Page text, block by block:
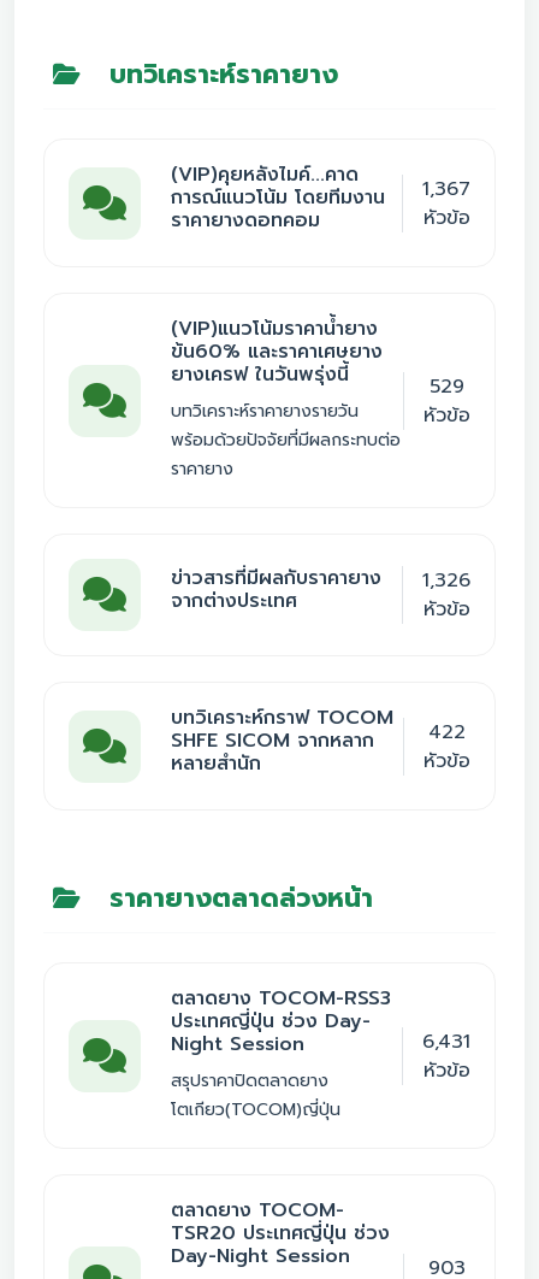
บทวิเคราะห์ราคายาง
(VIP)คุยหลังไมค์...คาด
การณ์แนวโน้ม โดยทีมงาน
ราคายางดอทคอม
1,367
หัวข้อ
(VIP)แนวโน้มราคาน้ำยาง
ข้น60% และราคาเศษยาง
ยางเครฟ ในวันพรุ่งนี้
บทวิเคราะห์ราคายางรายวัน
พร้อมด้วยปัจจัยที่มีผลกระทบต่อ
ราคายาง
529
หัวข้อ
ข่าวสารที่มีผลกับราคายาง
จากต่างประเทศ
1,326
หัวข้อ
บทวิเคราะห์กราฟ TOCOM
SHFE SICOM จากหลาก
หลายสำนัก
422
หัวข้อ
ราคายางตลาดล่วงหน้า
ตลาดยาง TOCOM-RSS3
ประเทศญี่ปุ่น ช่วง Day-
Night Session
สรุปราคาปิดตลาดยาง
โตเกียว(TOCOM)ญี่ปุ่น
6,431
หัวข้อ
ตลาดยาง TOCOM-
TSR20 ประเทศญี่ปุ่น ช่วง
Day-Night Session
903